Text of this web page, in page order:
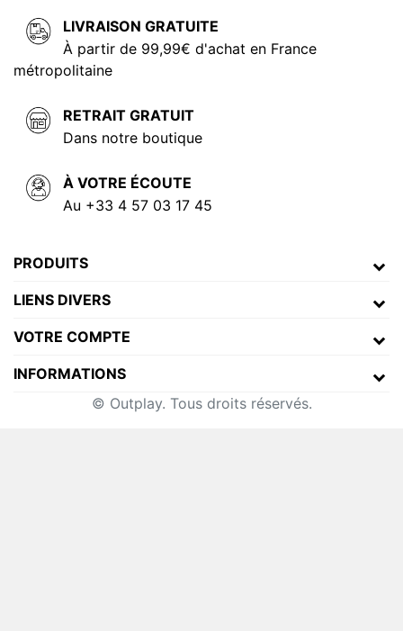
LIVRAISON GRATUITE
À partir de 99,99€ d'achat en France
métropolitaine
RETRAIT GRATUIT
Dans notre boutique
À VOTRE ÉCOUTE
Au +33 4 57 03 17 45
PRODUITS
LIENS DIVERS
VOTRE COMPTE
INFORMATIONS
© Outplay. Tous droits réservés.